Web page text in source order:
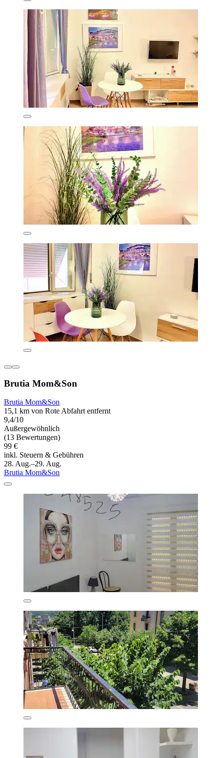
Brutia Mom&Son
Brutia Mom&Son
15,1 km von Rote Abfahrt entfernt
9,4/10
Außergewöhnlich
(13 Bewertungen)
99 €
inkl. Steuern & Gebühren
28. Aug.–29. Aug.
Brutia Mom&Son